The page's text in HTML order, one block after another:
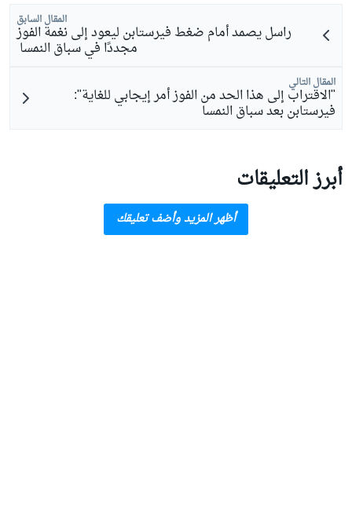
المقال السابق
راسل يصمد أمام ضغط فيرستابن ليعود إلى نغمة الفوز
مجددًا في سباق النمسا
المقال التالي
"الاقتراب إلى هذا الحد من الفوز أمر إيجابي للغاية":
فيرستابن بعد سباق النمسا
أبرز التعليقات
أظهر المزيد وأضف تعليقك